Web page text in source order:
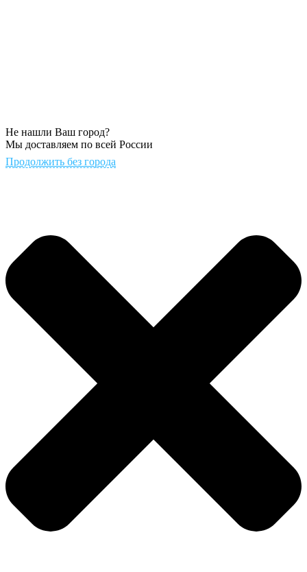
Не нашли Ваш город?
Мы доставляем по всей России
Продолжить без города